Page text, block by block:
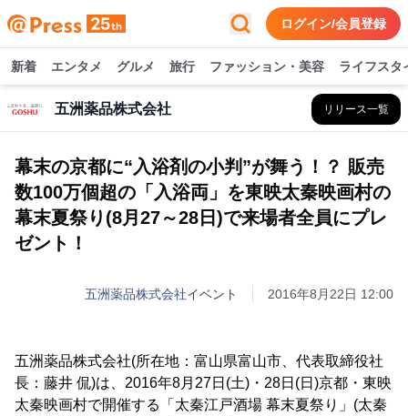
ログイン/会員登録
新着 エンタメ グルメ 旅行 ファッション・美容 ライフスタ
五洲薬品株式会社 リリース一覧
幕末の京都に“入浴剤の小判”が舞う！？ 販売
数100万個超の「入浴両」を東映太秦映画村の
幕末夏祭り(8月27～28日)で来場者全員にプレ
ゼント！
五洲薬品株式会社イベント 2016年8月22日 12:00
五洲薬品株式会社(所在地：富山県富山市、代表取締役社
長：藤井 侃)は、2016年8月27日(土)・28日(日)京都・東映
太秦映画村で開催する「太秦江戸酒場 幕末夏祭り」(太秦